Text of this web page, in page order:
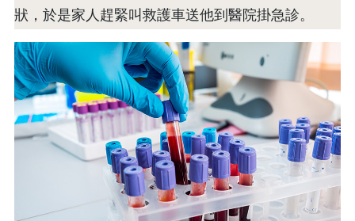
狀，於是家人趕緊叫救護車送他到醫院掛急診。